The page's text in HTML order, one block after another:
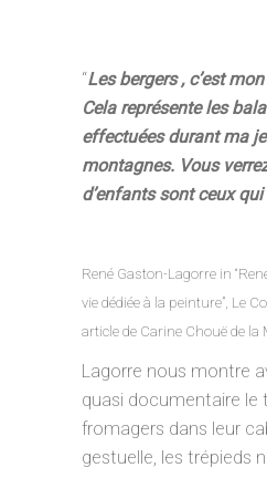
“Les bergers , c’est
Cela représente les
effectuées durant ma
montagnes. Vous
d’enfants sont ceux
René Gaston-Lagorre in
vie dédiée à la peinture”, Le
article de Carine Chouë de la
Lagorre nous montre
quasi documentaire le
fromagers dans leur
gestuelle, les trépieds